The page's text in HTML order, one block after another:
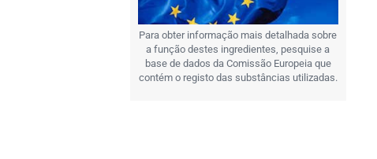
Para obter informação mais detalhada sobre
a função destes ingredientes, pesquise a
base de dados da Comissão Europeia que
contém o registo das substâncias utilizadas.